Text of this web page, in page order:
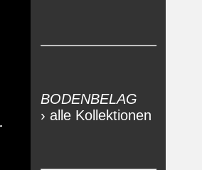
BODENBELAG
› alle Kollektionen